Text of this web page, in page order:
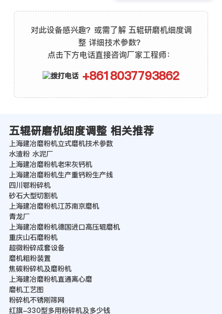
对此设备感兴趣？或需了解 五辊研磨机细度调
整 详细技术参数？
点击下方电话直接咨询厂家工程师：
+8618037793862
五辊研磨机细度调整 相关推荐
上海建冶磨粉机立式磨机技术参数
水渣粉 水泥厂
上海建冶磨粉机老宋灰钙机
上海建冶磨粉机生产重钙粉生产线
四川鄂粉碎机
砂石大型切割机
上海建冶磨粉机江苏南京磨机
青龙厂
上海建冶磨粉机德国进口高压辊磨机
重庆山石磨粉机
超微粉碎成套设备
磨机粗粉装置
焦碳粉碎机及磨粉机
上海建冶磨粉机直通离心磨
磨机工艺图
粉碎机不锈刚筛网
红旗-330型多用粉碎机及多少钱